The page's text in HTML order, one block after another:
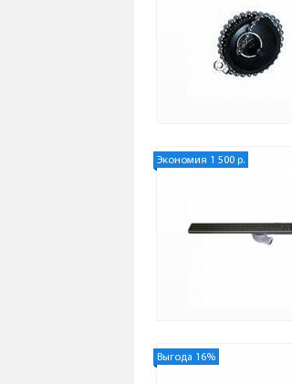
Экономия 1 500 р.
Выгода 16%